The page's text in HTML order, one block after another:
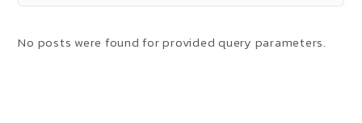
No posts were found for provided query parameters.